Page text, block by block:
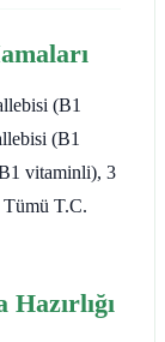
(B1
(B1
vitaminli), 3
Tümü T.C.